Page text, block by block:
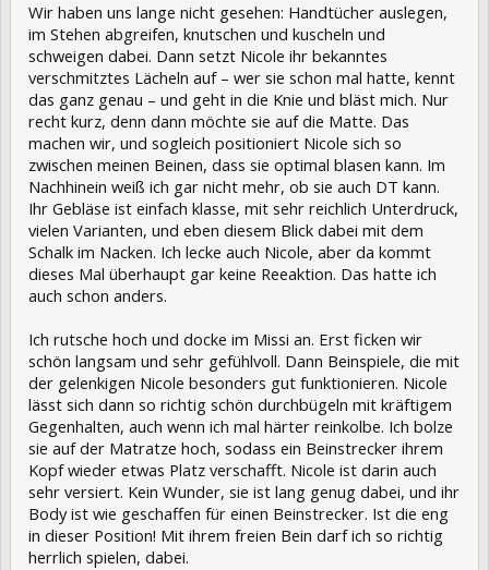
Wir haben uns lange nicht gesehen: Handtücher auslegen,
im Stehen abgreifen, knutschen und kuscheln und
schweigen dabei. Dann setzt Nicole ihr bekanntes
verschmitztes Lächeln auf – wer sie schon mal hatte, kennt
das ganz genau – und geht in die Knie und bläst mich. Nur
recht kurz, denn dann möchte sie auf die Matte. Das
machen wir, und sogleich positioniert Nicole sich so
zwischen meinen Beinen, dass sie optimal blasen kann. Im
Nachhinein weiß ich gar nicht mehr, ob sie auch DT kann.
Ihr Gebläse ist einfach klasse, mit sehr reichlich Unterdruck,
vielen Varianten, und eben diesem Blick dabei mit dem
Schalk im Nacken. Ich lecke auch Nicole, aber da kommt
dieses Mal überhaupt gar keine Reeaktion. Das hatte ich
auch schon anders.
Ich rutsche hoch und docke im Missi an. Erst ficken wir
schön langsam und sehr gefühlvoll. Dann Beinspiele, die mit
der gelenkigen Nicole besonders gut funktionieren. Nicole
lässt sich dann so richtig schön durchbügeln mit kräftigem
Gegenhalten, auch wenn ich mal härter reinkolbe. Ich bolze
sie auf der Matratze hoch, sodass ein Beinstrecker ihrem
Kopf wieder etwas Platz verschafft. Nicole ist darin auch
sehr versiert. Kein Wunder, sie ist lang genug dabei, und ihr
Body ist wie geschaffen für einen Beinstrecker. Ist die eng
in dieser Position! Mit ihrem freien Bein darf ich so richtig
herrlich spielen, dabei.